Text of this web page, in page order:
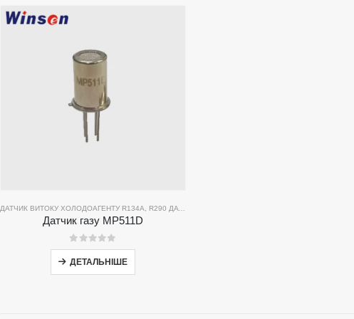
ДАТЧИК ВИТОКУ ХОЛОДОАГЕНТУ R134A R290 ДАТЧИК ВИТОКУ ХОЛОДОАГЕНТУ
Датчик газу MP511D
0з 5
ДЕТАЛЬНІШЕ
Гарячі продукти